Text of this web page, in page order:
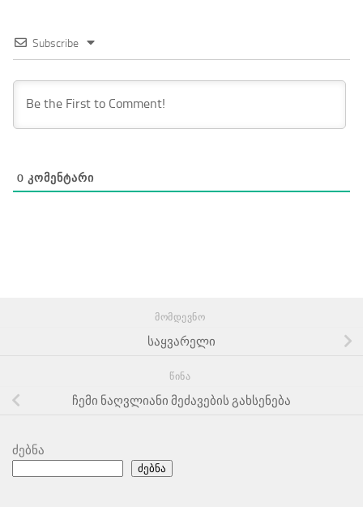
Subscribe
0 ᲙᲝᲛᲔᲜᲢᲐᲠᲘ
ᲛᲝᲛᲓᲔᲕᲜᲝ
საყვარელი
ᲬᲘᲜᲐ
ჩემი ნაღვლიანი მეძავების გახსენება
ძებნა
ძებნა